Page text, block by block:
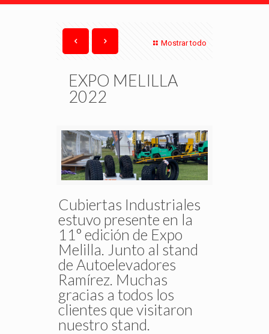
Mostrar todo
EXPO MELILLA
2022
Cubiertas Industriales
estuvo presente en la
11° edición de Expo
Melilla. Junto al stand
de Autoelevadores
Ramírez. Muchas
gracias a todos los
clientes que visitaron
nuestro stand.